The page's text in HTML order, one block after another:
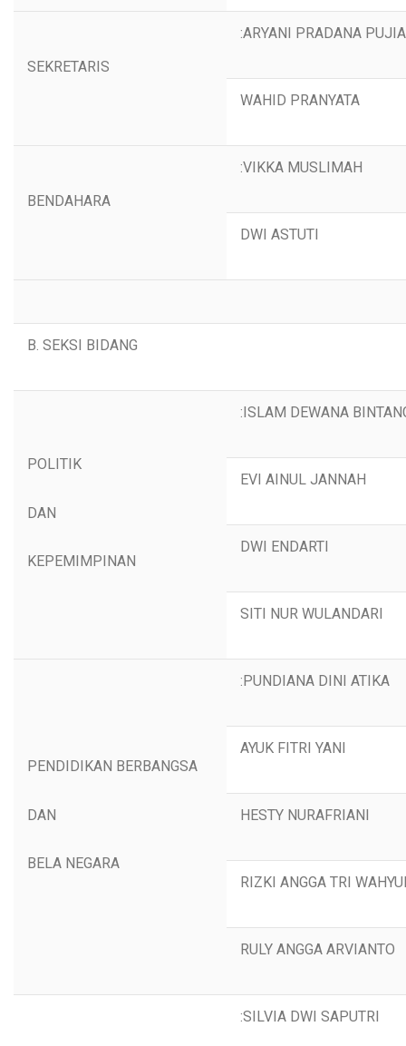
SEKRETARIS
:ARYANI PRADANA
WAHID PRANYATA
BENDAHARA
:VIKKA MUSLIMAH
DWI ASTUTI
B. SEKSI BIDANG
POLITIK
DAN
KEPEMIMPINAN
:ISLAM DEWANA
EVI AINUL JANNAH
DWI ENDARTI
SITI NUR WULANDARI
PENDIDIKAN BERBANGSA
DAN
BELA NEGARA
:PUNDIANA DINI ATIKA
AYUK FITRI YANI
HESTY NURAFRIANI
RIZKI ANGGA TRI
RULY ANGGA ARVIANTO
:SILVIA DWI SAPUTRI